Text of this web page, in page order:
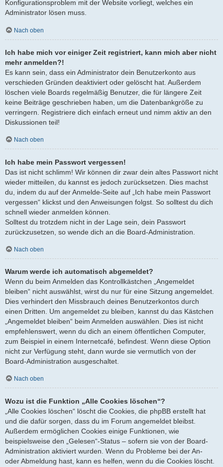
Konfigurationsproblem mit der Website vorliegt, welches ein
Administrator lösen muss.
Nach oben
Ich habe mich vor einiger Zeit registriert, kann mich aber nicht
mehr anmelden?!
Es kann sein, dass ein Administrator dein Benutzerkonto aus
verschieden Gründen deaktiviert oder gelöscht hat. Außerdem
löschen viele Boards regelmäßig Benutzer, die für längere Zeit
keine Beiträge geschrieben haben, um die Datenbankgröße zu
verringern. Registriere dich einfach erneut und nimm aktiv an den
Diskussionen teil!
Nach oben
Ich habe mein Passwort vergessen!
Das ist nicht schlimm! Wir können dir zwar dein altes Passwort nicht
wieder mitteilen, du kannst es jedoch zurücksetzen. Dies machst
du, indem du auf der Anmelde-Seite auf „Ich habe mein Passwort
vergessen“ klickst und den Anweisungen folgst. So solltest du dich
schnell wieder anmelden können.
Solltest du trotzdem nicht in der Lage sein, dein Passwort
zurückzusetzen, so wende dich an die Board-Administration.
Nach oben
Warum werde ich automatisch abgemeldet?
Wenn du beim Anmelden das Kontrollkästchen „Angemeldet
bleiben“ nicht auswählst, wirst du nur für eine Sitzung angemeldet.
Dies verhindert den Missbrauch deines Benutzerkontos durch
einen Dritten. Um angemeldet zu bleiben, kannst du das Kästchen
„Angemeldet bleiben“ beim Anmelden auswählen. Dies ist nicht
empfehlenswert, wenn du dich an einem öffentlichen Computer,
zum Beispiel in einem Internetcafé, befindest. Wenn diese Option
nicht zur Verfügung steht, dann wurde sie vermutlich von der
Board-Administration ausgeschaltet.
Nach oben
Wozu ist die Funktion „Alle Cookies löschen“?
„Alle Cookies löschen“ löscht die Cookies, die phpBB erstellt hat
und die dafür sorgen, dass du im Forum angemeldet bleibst.
Außerdem ermöglichen Cookies einige Funktionen, wie
beispielsweise den „Gelesen“-Status – sofern sie von der Board-
Administration aktiviert wurden. Wenn du Probleme bei der An-
oder Abmeldung hast, kann es helfen, wenn du die Cookies löscht.